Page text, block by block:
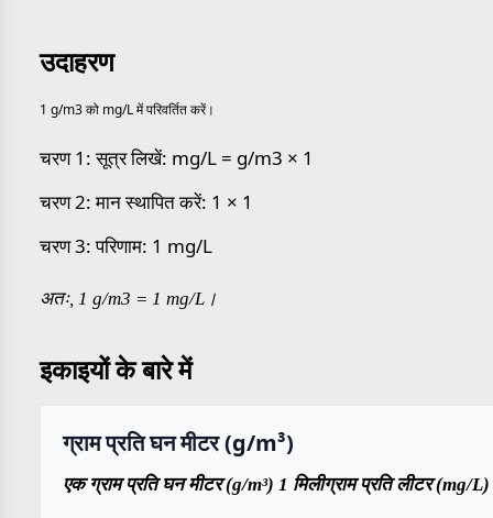
उदाहरण
1 g/m3 को mg/L में परिवर्तित करें।
चरण 1: सूत्र लिखें: mg/L = g/m3 × 1
चरण 2: मान स्थापित करें: 1 × 1
चरण 3: परिणाम: 1 mg/L
अतः, 1 g/m3 = 1 mg/L।
इकाइयों के बारे में
ग्राम प्रति घन मीटर (g/m³)
एक ग्राम प्रति घन मीटर (g/m³) 1 मिलीग्राम प्रति लीटर (mg/L)